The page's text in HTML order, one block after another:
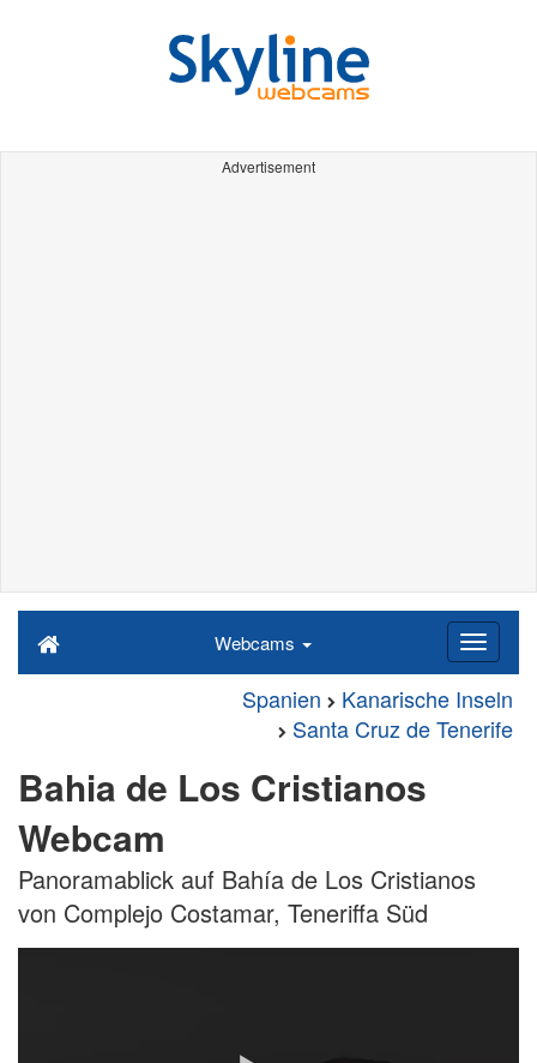
Advertisement
Webcams
Spanien
Kanarische Inseln
Santa Cruz de Tenerife
Bahia de Los Cristianos
Webcam
Panoramablick auf Bahía de Los Cristianos
von Complejo Costamar, Teneriffa Süd